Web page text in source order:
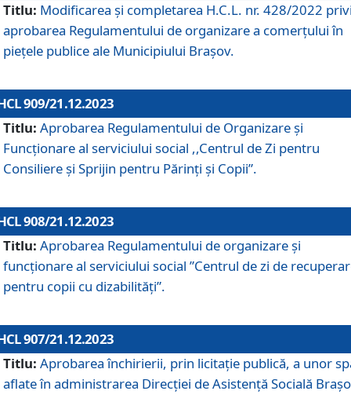
Titlu: Modificarea și completarea H.C.L. nr. 428/2022
aprobarea Regulamentului de organizare a comerțului în
piețele publice ale Municipiului Braşov.
909/21.12.2023
Titlu: Aprobarea Regulamentului de Organizare și
Funcționare al serviciului social ,,Centrul de Zi pentru
Consiliere şi Sprijin pentru Părinţi şi Copii”.
908/21.12.2023
Titlu: Aprobarea Regulamentului de organizare şi
funcţionare al serviciului social ”Centrul de zi de
pentru copii cu dizabilități”.
907/21.12.2023
Titlu: Aprobarea închirierii, prin licitație publică, a unor
aflate în administrarea Direcției de Asistență Socială